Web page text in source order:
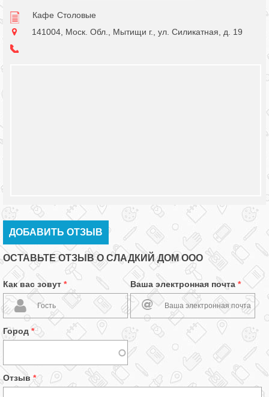
Кафе Столовые
141004, Моск. Обл., Мытищи г., ул. Силикатная, д. 19
ДОБАВИТЬ ОТЗЫВ
ОСТАВЬТЕ ОТЗЫВ О СЛАДКИЙ ДОМ ООО
Как вас зовут * Ваша электронная почта *
Город *
Отзыв *